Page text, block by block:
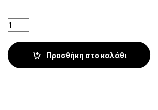
Quantity
Προσθήκη στο καλάθι